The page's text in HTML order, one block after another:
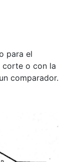
para el
corte o con la
comparador.